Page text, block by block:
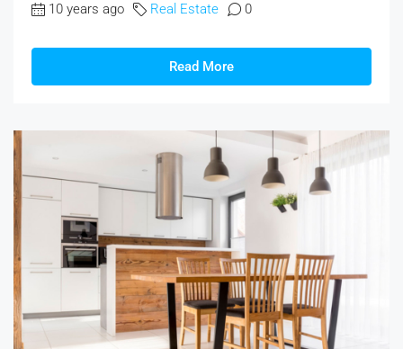
10 years ago Real Estate 0
Read More